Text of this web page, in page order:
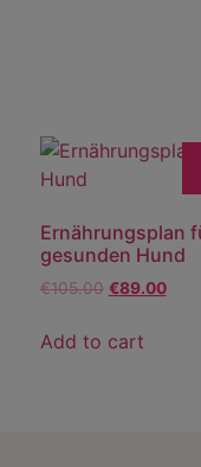
Ernährungsplan
gesunden Hund
€105.00 €89.00
Add to cart